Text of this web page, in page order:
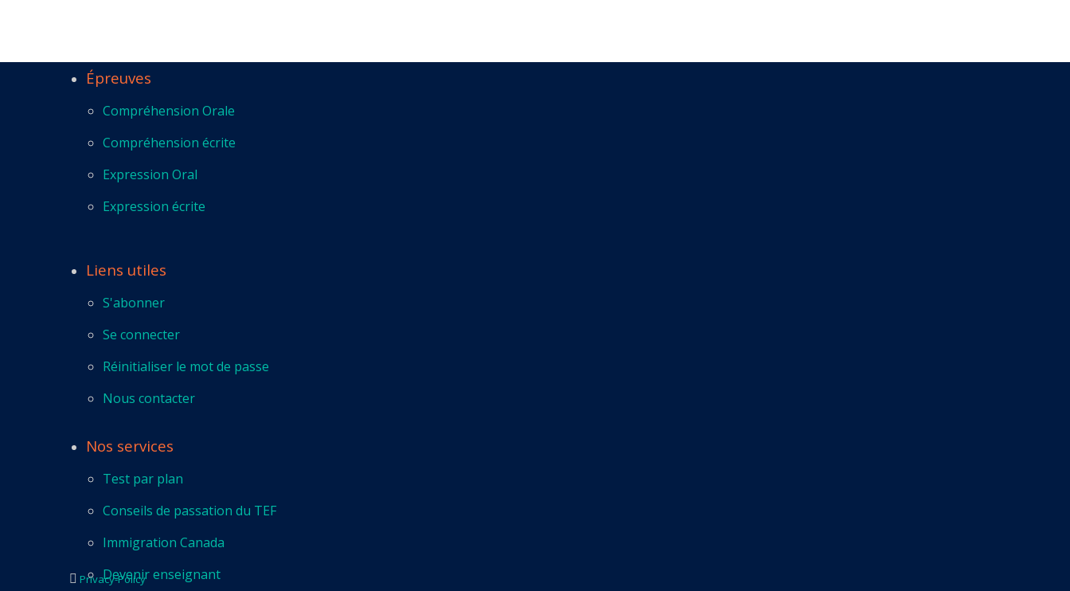
Épreuves
Compréhension Orale
Compréhension écrite
Expression Oral
Expression écrite
Liens utiles
S'abonner
Se connecter
Réinitialiser le mot de passe
Nous contacter
Nos services
Test par plan
Conseils de passation du TEF
Immigration Canada
Devenir enseignant
Privacy-Policy